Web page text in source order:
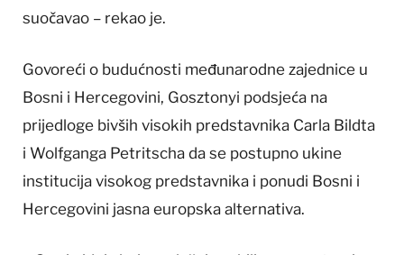
suočavao – rekao je.
Govoreći o budućnosti međunarodne zajednice u
Bosni i Hercegovini, Gosztonyi podsjeća na
prijedloge bivših visokih predstavnika Carla Bildta
i Wolfganga Petritscha da se postupno ukine
institucija visokog predstavnika i ponudi Bosni i
Hercegovini jasna europska alternativa.